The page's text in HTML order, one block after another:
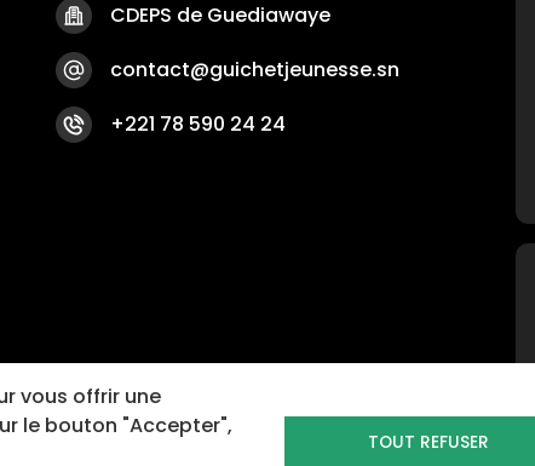
CDEPS de Guediawaye
contact@guichetjeunesse.sn
+221 78 590 24 24
vous offrir une
le bouton "Accepter",
TOUT REFUSER